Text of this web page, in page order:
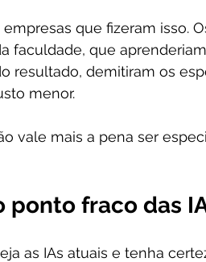
que fizeram isso.
faculdade, que
resultado, demitiram os
menor.
vale mais a pena ser
ponto fraco das
as IAs atuais e tenha